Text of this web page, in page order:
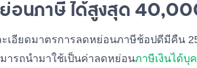
นภาษี ได้สูงสุด
เอียดมาตรการลดหย่อนภาษีช้อปดีมีคืน
ารถนำมาใช้เป็นค่าลดหย่อนภาษีเงินได้บุ